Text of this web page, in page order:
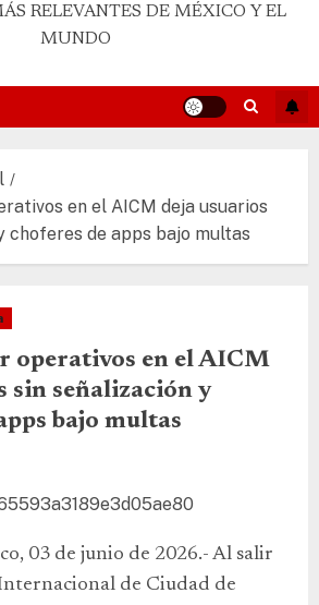
RELEVANTES DE MÉXICO Y EL
MUNDO
en el AICM deja usuarios
choferes de apps bajo multas
operativos en el AICM
sin señalización y
bajo multas
03 de junio de 2026.- Al salir
de Ciudad de